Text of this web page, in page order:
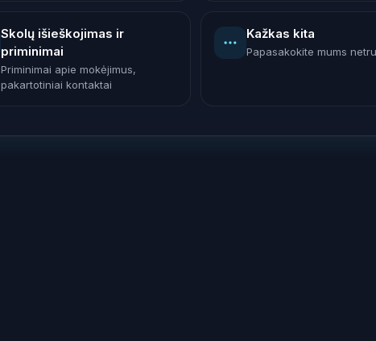
Skolų išieškojimas ir
priminimai
Priminimai apie mokėjimus,
pakartotiniai kontaktai
Kažkas kita
Papasakokite mums